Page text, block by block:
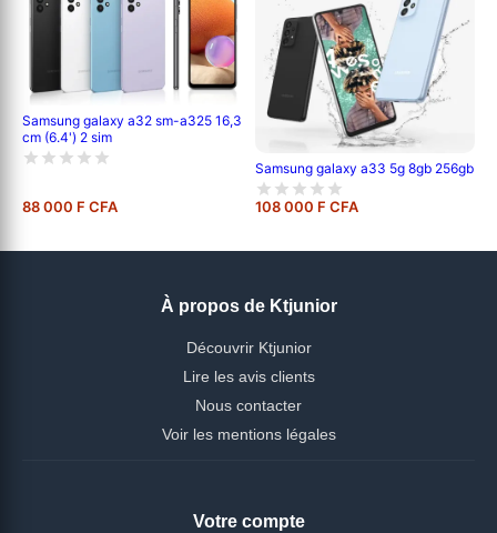
Samsung galaxy a32 sm-a325 16,3
cm (6.4') 2 sim
88 000 F CFA
Samsung galaxy a33 5g 8gb 256gb
108 000 F CFA
À propos de Ktjunior
Découvrir Ktjunior
Lire les avis clients
Nous contacter
Voir les mentions légales
Votre compte